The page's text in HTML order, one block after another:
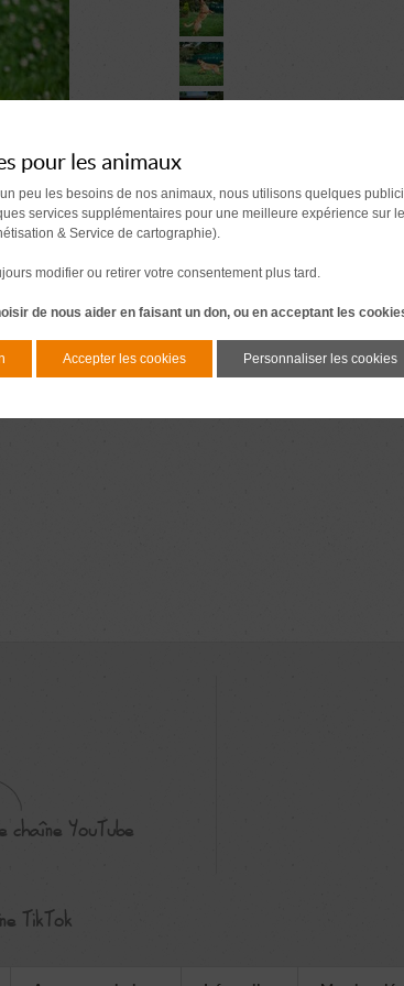
chaîne YouTube
TikTok
pour les animaux
peu les besoins de nos animaux, nous utilisons quelques
services supplémentaires pour une meilleure expérience sur
& Service de cartographie).
modifier ou retirer votre consentement plus tard.
de nous aider en faisant un don, ou en acceptant les
Accepter les cookies Personnaliser les cookies